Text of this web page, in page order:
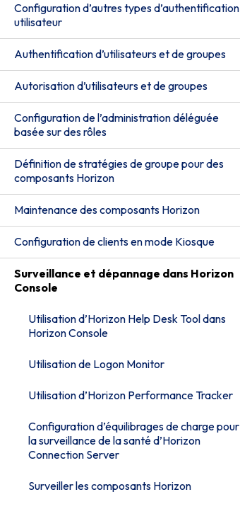
Configuration d’autres types d’authentification
utilisateur
Authentification d’utilisateurs et de groupes
Autorisation d’utilisateurs et de groupes
Configuration de l’administration déléguée
basée sur des rôles
Définition de stratégies de groupe pour des
composants Horizon
Maintenance des composants Horizon
Configuration de clients en mode Kiosque
Surveillance et dépannage dans Horizon
Console
Utilisation d’Horizon Help Desk Tool dans
Horizon Console
Utilisation de Logon Monitor
Utilisation d’Horizon Performance Tracker
Configuration d’équilibrages de charge pour
la surveillance de la santé d’Horizon
Connection Server
Surveiller les composants Horizon